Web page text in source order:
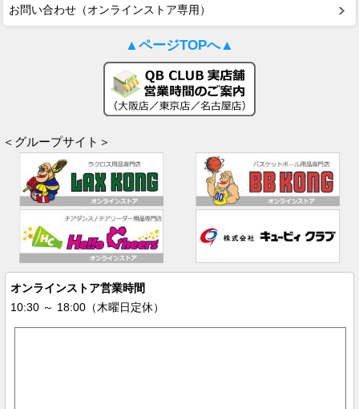
お問い合わせ（オンラインストア専用）
▲ページTOPへ▲
＜グループサイト＞
オンラインストア営業時間
10:30 ～ 18:00（木曜日定休）